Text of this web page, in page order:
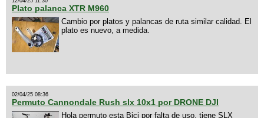
Plato palanca XTR M960
Cambio por platos y palancas de ruta similar calidad. El
plato es nuevo, a medida.
02/04/25 08:36
Permuto Cannondale Rush slx 10x1 por DRONE DJI
Hola permuto esta Bici por falta de uso, tiene SLX